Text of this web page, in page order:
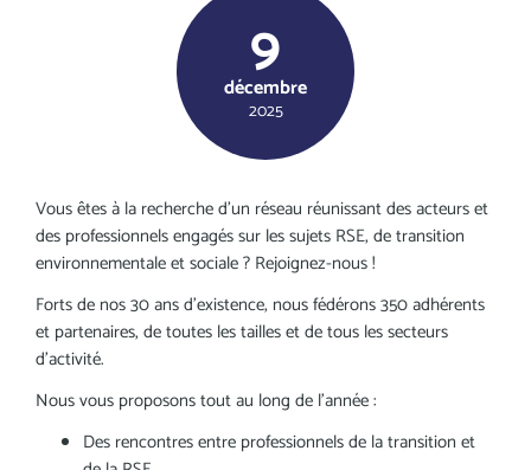
9
décembre
2025
Vous êtes à la recherche d'un réseau réunissant des acteurs et
des professionnels engagés sur les sujets RSE, de transition
environnementale et sociale ? Rejoignez-nous !
Forts de nos 30 ans d'existence, nous fédérons 350 adhérents
et partenaires, de toutes les tailles et de tous les secteurs
d'activité.
Nous vous proposons tout au long de l'année :
Des rencontres entre professionnels de la transition et